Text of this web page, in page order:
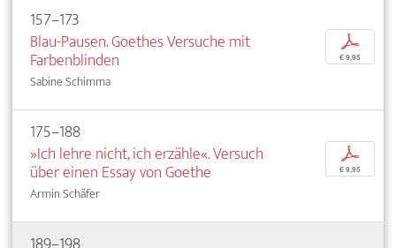
157–173
Blau-Pausen. Goethes Versuche mit
Farbenblinden
Sabine Schimma
p
€ 9,95
175–188
»Ich lehre nicht, ich erzähle«. Versuch
über einen Essay von Goethe
Armin Schäfer
p
€ 9,95